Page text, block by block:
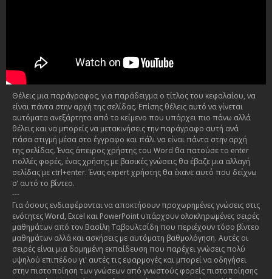
Θέλεις μια παράγραφος, για παράδειγμα ο τίτλος του κεφαλαίου, να
είναι πάντα στην αρχή της σελίδας. Επίσης θέλεις αυτό να γίνεται
αυτόματα ανεξάρτητα από το κείμενο που υπάρχει πιο πάνω αλλά
θέλεις και να μπορείς να μετακινήσεις την παράγραφο αυτή ανά
πάσα στιγμή μέσα στο έγγραφο και πάλι να είναι πάντα στην αρχή
της σελίδας. Ένας άπειρος χρήστης του Word θα πατούσε το enter
πολλές φορές, ένας χρήσης με βασικές γνώσεις θα έβαζε μια αλλαγή
σελίδας με ctrl+enter. Ένας expert χρήστης θα έκανε αυτό που δείχνω
σ’ αυτό το βίντεο.
---
Για όσους ενδιαφέρονται να αποκτήσουν προχωρημένες γνώσεις στις
ενότητες Word, Excel και PowerPoint υπάρχουν ολοκληρωμένες σειρές
μαθημάτων από τον Βασίλη Ταβουλτσίδη που περιέχουν τόσο βίντεο
μαθημάτων αλλά και ασκήσεις με αυτόματη βαθμολόγηση. Αυτές οι
σειρές είναι μια δομημένη εκπαίδευση που παρέχει γνώσεις πολύ
υψηλού επιπέδου γι' αυτές τις εφαρμογές και μπορεί να οδηγήσει
στην πιστοποίηση των γνώσεων από γνωστούς φορείς πιστοποίησης